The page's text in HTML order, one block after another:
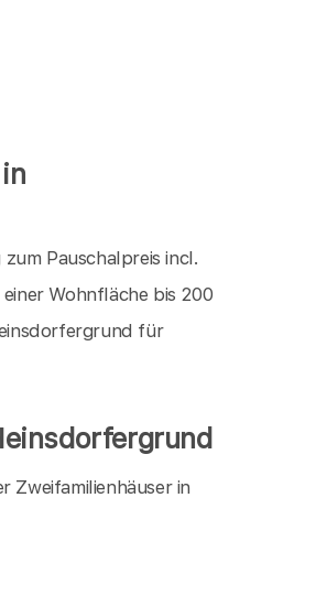
Pauschalpreis incl.
Wohnfläche bis 200
für
Zweifamilienhäuser in